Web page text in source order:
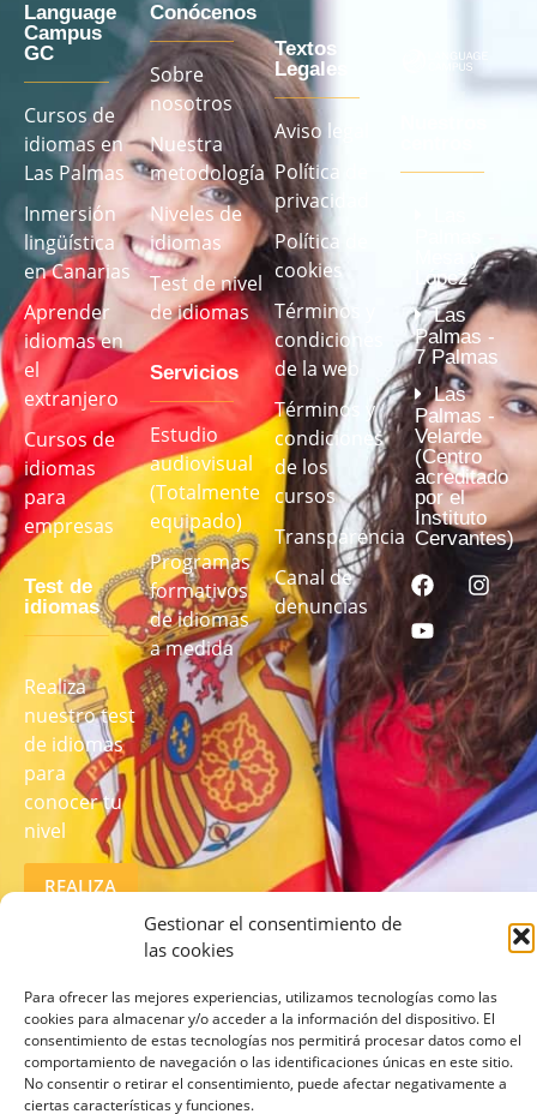
Gestionar el consentimiento de
las cookies
Para ofrecer las mejores experiencias, utilizamos tecnologías como las
cookies para almacenar y/o acceder a la información del dispositivo. El
consentimiento de estas tecnologías nos permitirá procesar datos como el
comportamiento de navegación o las identificaciones únicas en este sitio.
No consentir o retirar el consentimiento, puede afectar negativamente a
ciertas características y funciones.
Language
Campus
GC
Cursos de
idiomas en
Las Palmas
Inmersión
lingüística
en Canarias
Aprender
idiomas en
el
extranjero
Cursos de
idiomas
para
empresas
Test de
idiomas
Realiza
nuestro test
de idiomas
para
conocer tu
nivel
REALIZA
Conócenos
Sobre
nosotros
Nuestra
metodología
Niveles de
idiomas
Test de nivel
de idiomas
Servicios
Estudio
audiovisual
(Totalmente
equipado)
Programas
formativos
de idiomas
a medida
Textos
Legales
Aviso legal
Política de
privacidad
Política de
cookies
Términos y
condiciones
de la web
Términos y
condiciones
de los
cursos
Transparencia
Canal de
denuncias
Mesa y
López
Las
Palmas -
7 Palmas
Las
Palmas -
Velarde
(Centro
acreditado
por el
Instituto
Cervantes)